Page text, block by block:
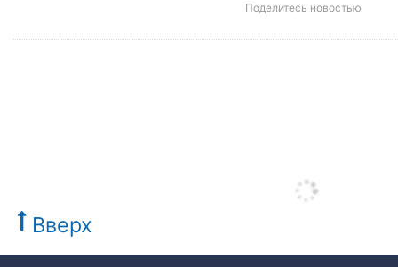
Поделитесь новостью
Вверх